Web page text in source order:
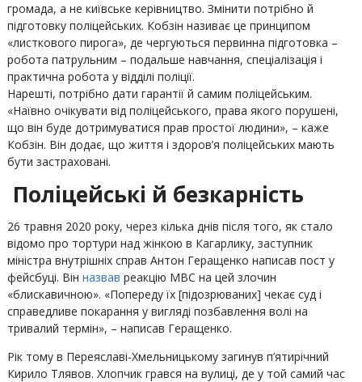
громада, а не київське керівництво. Змінити потрібно й
підготовку поліцейських. Кобзін називає це принципом
«листкового пирога», де чергуються первинна підготовка –
робота патрульним – подальше навчання, спеціалізація і
практична робота у відділі поліції.
Нарешті, потрібно дати гарантії й самим поліцейським.
«Наївно очікувати від поліцейського, права якого порушені,
що він буде дотримуватися прав простої людини», – каже
Кобзін. Він додає, що життя і здоров’я поліцейських мають
бути застраховані.
Поліцейські й безкарність
26 травня 2020 року, через кілька днів після того, як стало
відомо про тортури над жінкою в Кагарлику, заступник
міністра внутрішніх справ Антон Геращенко написав пост у
фейсбуці. Він назвав реакцію МВС на цей злочин
«блискавичною». «Попереду їх [підозрюваних] чекає суд і
справедливе покарання у вигляді позбавлення волі на
тривалий термін», – написав Геращенко.
Рік тому в Переяславі-Хмельницькому загинув п’ятирічний
Кирило Тлявов. Хлопчик грався на вулиці, де у той самий час